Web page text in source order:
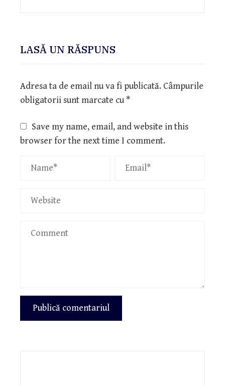
LASĂ UN RĂSPUNS
Adresa ta de email nu va fi publicată. Câmpurile
obligatorii sunt marcate cu*
Save my name, email, and website in this
browser for the next time I comment.